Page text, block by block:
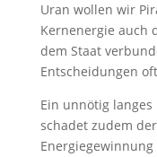
Uran wollen wir
Kernenergie auch
dem Staat
Entscheidungen
Ein unnötig
schadet zudem